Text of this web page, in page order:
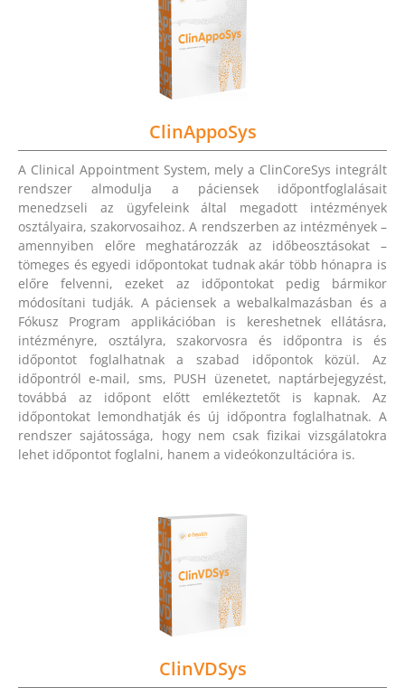
ClinAppoSys
A Clinical Appointment System, mely a ClinCoreSys integrált
rendszer almodulja a páciensek időpontfoglalásait
menedzseli az ügyfeleink által megadott intézmények
osztályaira, szakorvosaihoz. A rendszerben az intézmények –
amennyiben előre meghatározzák az időbeosztásokat –
tömeges és egyedi időpontokat tudnak akár több hónapra is
előre felvenni, ezeket az időpontokat pedig bármikor
módosítani tudják. A páciensek a webalkalmazásban és a
Fókusz Program applikációban is kereshetnek ellátásra,
intézményre, osztályra, szakorvosra és időpontra is és
időpontot foglalhatnak a szabad időpontok közül. Az
időpontról e-mail, sms, PUSH üzenetet, naptárbejegyzést,
továbbá az időpont előtt emlékeztetőt is kapnak. Az
időpontokat lemondhatják és új időpontra foglalhatnak. A
rendszer sajátossága, hogy nem csak fizikai vizsgálatokra
lehet időpontot foglalni, hanem a videókonzultációra is.
ClinVDSys